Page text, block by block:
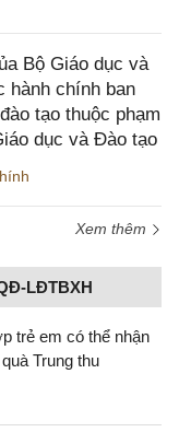
Bộ Giáo dục và
hành chính ban
tạo thuộc phạm
dục và Đào tạo
Xem thêm
LĐTBXH
trẻ em có thể nhận
Trung thu